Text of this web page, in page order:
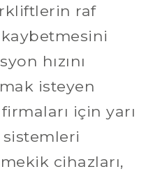
raf
hızını
isteyen
için yarı
cihazları,